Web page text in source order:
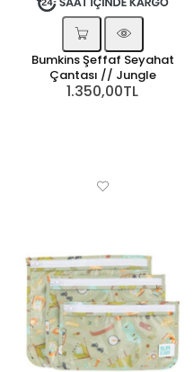
Bumkins Şeffaf Seyahat
Çantası // Jungle
1.350,00TL